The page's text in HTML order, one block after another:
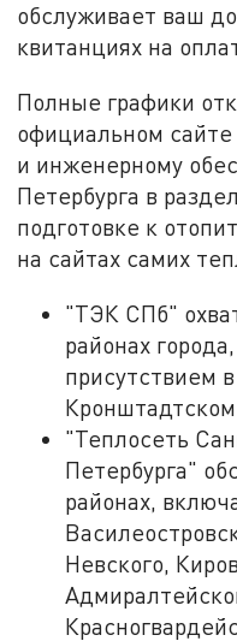
обслуживает ваш
квитанциях на
Полные графики
официальном
и инженерному
Петербурга в
подготовке к
на сайтах самих
"ТЭК СПб"
районах
присутствием
"Теплосеть
Петербурга"
районах,
Невского,